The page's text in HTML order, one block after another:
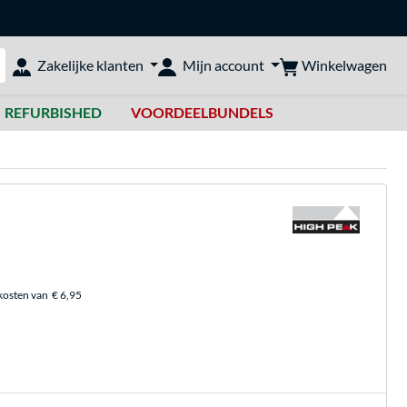
doorzoeken
Zakelijke klanten Mijn account Winkelwagen
REFURBISHED VOORDEELBUNDELS
van € 6,95